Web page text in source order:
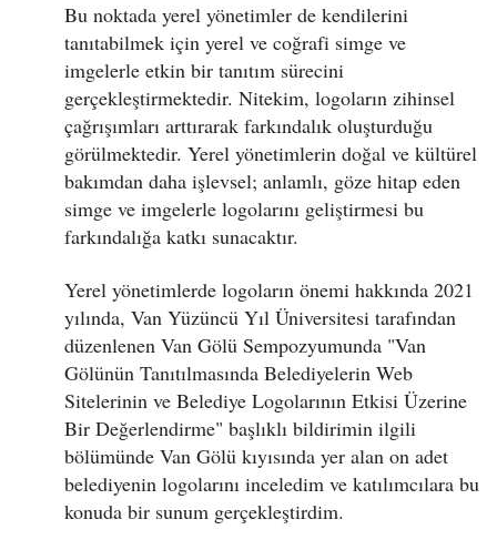
Bu noktada yerel yönetimler de kendilerini
tanıtabilmek için yerel ve coğrafi simge ve
imgelerle etkin bir tanıtım sürecini
gerçekleştirmektedir. Nitekim, logoların zihinsel
çağrışımları arttırarak farkındalık oluşturduğu
görülmektedir. Yerel yönetimlerin doğal ve kültürel
bakımdan daha işlevsel; anlamlı, göze hitap eden
simge ve imgelerle logolarını geliştirmesi bu
farkındalığa katkı sunacaktır.
Yerel yönetimlerde logoların önemi hakkında 2021
yılında, Van Yüzüncü Yıl Üniversitesi tarafından
düzenlenen Van Gölü Sempozyumunda "Van
Gölünün Tanıtılmasında Belediyelerin Web
Sitelerinin ve Belediye Logolarının Etkisi Üzerine
Bir Değerlendirme" başlıklı bildirimin ilgili
bölümünde Van Gölü kıyısında yer alan on adet
belediyenin logolarını inceledim ve katılımcılara bu
konuda bir sunum gerçekleştirdim.